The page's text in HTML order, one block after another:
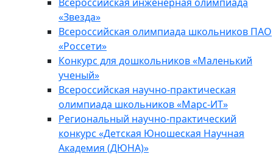
«Звезда»
Всероссийская олимпиада школьников ПАО
«Россети»
Конкурс для дошкольников «Маленький
ученый»
Всероссийская научно-практическая
олимпиада школьников «Марс-ИТ»
Региональный научно-практический
конкурс «Детская Юношеская Научная
Академия (ДЮНА)»